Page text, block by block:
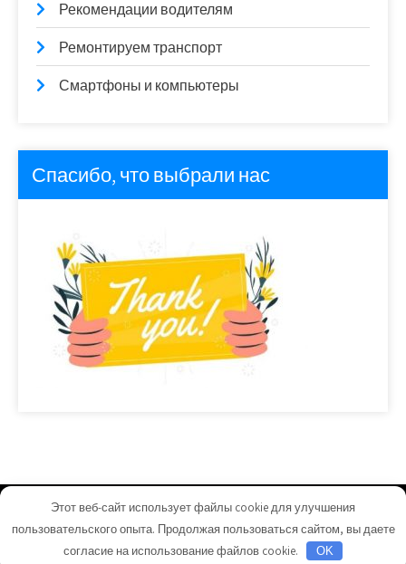
Рекомендации водителям
Ремонтируем транспорт
Смартфоны и компьютеры
Спасибо, что выбрали нас
nikavtocentr.ru - Работает на WordPress
Тема от Grace Themes
Этот веб-сайт использует файлы cookie для улучшения
пользовательского опыта. Продолжая пользоваться сайтом, вы даете
согласие на использование файлов cookie.
OK